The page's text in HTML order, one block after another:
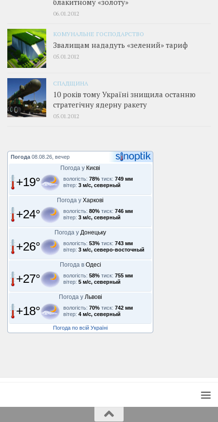
блакитному «золоту»
06.01.2012
КОМУНАЛЬНЕ ГОСПОДАРСТВО
Звалищам нададуть «зелений» тариф
05.01.2012
СПАДЩИНА
10 років тому Україні знищила останню
стратегічну ядерну ракету
05.01.2012
Погода 08.08.26, вечер
Погода у Києві
+19° вологість: 78% тиск: 749 мм
вітер: 3 м/с, северный
Погода у Харкові
+24° вологість: 80% тиск: 746 мм
вітер: 3 м/с, северный
Погода у Донецьку
+26° вологість: 53% тиск: 743 мм
вітер: 3 м/с, северо-восточный
Погода в Одесі
+27° вологість: 58% тиск: 755 мм
вітер: 5 м/с, северный
Погода у Львові
+18° вологість: 70% тиск: 742 мм
вітер: 4 м/с, северный
Погода по всій Україні